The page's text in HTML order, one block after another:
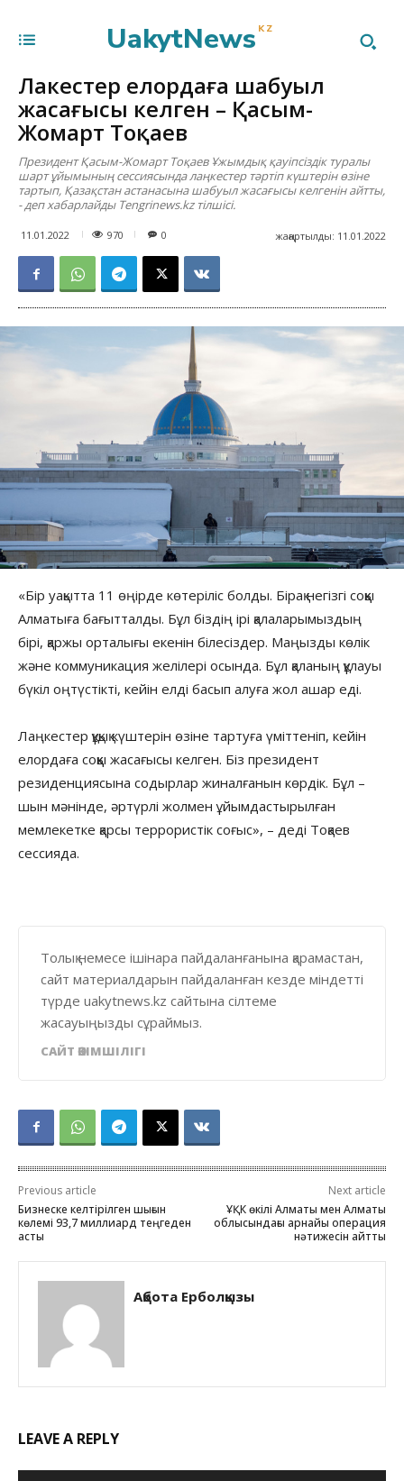
UakytNews KZ
Лаңкестер елордаға шабуыл
жасағысы келген – Қасым-
Жомарт Тоқаев
Президент Қасым-Жомарт Тоқаев Ұжымдық қауіпсіздік туралы
шарт ұйымының сессиясында лаңкестер тәртіп күштерін өзіне
тартып, Қазақстан астанасына шабуыл жасағысы келгенін айтты,
- деп хабарлайды Tengrinews.kz тілшісі.
11.01.2022 970 жаңартылды: 11.01.2022
0
«Бір уақытта 11 өңірде көтеріліс болды. Бірақ негізгі соққы
Алматыға бағытталды. Бұл біздің ірі қалаларымыздың
бірі, қаржы орталығы екенін білесіздер. Маңызды көлік
және коммуникация желілері осында. Бұл қаланың құлауы
бүкіл оңтүстікті, кейін елді басып алуға жол ашар еді.
Лаңкестер құқық күштерін өзіне тартуға үміттеніп, кейін
елордаға соққы жасағысы келген. Біз президент
резиденциясына содырлар жиналғанын көрдік. Бұл –
шын мәнінде, әртүрлі жолмен ұйымдастырылған
мемлекетке қарсы террористік соғыс», – деді Тоқаев
сессияда.
Толық немесе ішінара пайдаланғанына қарамастан,
сайт материалдарын пайдаланған кезде міндетті
түрде uakytnews.kz сайтына сілтеме
жасауыңызды сұраймыз.
САЙТ ӘКІМШІЛІГІ
Previous article
Бизнеске келтірілген шығын
көлемі 93,7 миллиард теңгеден
асты
Next article
ҰҚК өкілі Алматы мен Алматы
облысындағы арнайы операция
нәтижесін айтты
Ақбота Ерболқызы
LEAVE A REPLY